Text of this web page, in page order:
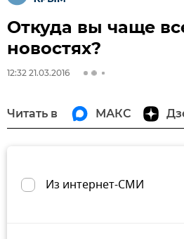
Откуда вы чаще
новостях?
12:32 21.03.2016
Читать в МАКС
Из интернет-СМИ